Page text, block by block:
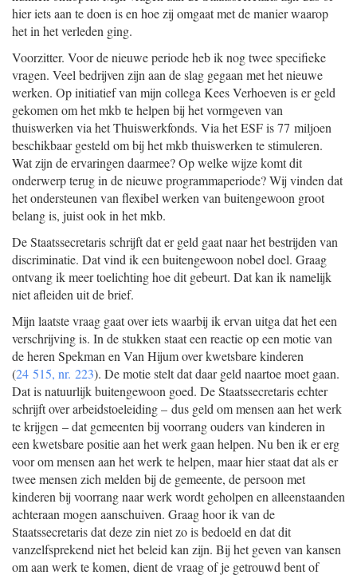
hier iets aan te doen is en hoe zij omgaat met de manier waarop
het in het verleden ging.
Voorzitter. Voor de nieuwe periode heb ik nog twee specifieke
vragen. Veel bedrijven zijn aan de slag gegaan met het nieuwe
werken. Op initiatief van mijn collega Kees Verhoeven is er geld
gekomen om het mkb te helpen bij het vormgeven van
thuiswerken via het Thuiswerkfonds. Via het ESF is 77 miljoen
beschikbaar gesteld om bij het mkb thuiswerken te stimuleren.
Wat zijn de ervaringen daarmee? Op welke wijze komt dit
onderwerp terug in de nieuwe programmaperiode? Wij vinden dat
het ondersteunen van flexibel werken van buitengewoon groot
belang is, juist ook in het mkb.
De Staatssecretaris schrijft dat er geld gaat naar het bestrijden van
discriminatie. Dat vind ik een buitengewoon nobel doel. Graag
ontvang ik meer toelichting hoe dit gebeurt. Dat kan ik namelijk
niet afleiden uit de brief.
Mijn laatste vraag gaat over iets waarbij ik ervan uitga dat het een
verschrijving is. In de stukken staat een reactie op een motie van
de heren Spekman en Van Hijum over kwetsbare kinderen
(24 515, nr. 223). De motie stelt dat daar geld naartoe moet gaan.
Dat is natuurlijk buitengewoon goed. De Staatssecretaris echter
schrijft over arbeidstoeleiding – dus geld om mensen aan het werk
te krijgen – dat gemeenten bij voorrang ouders van kinderen in
een kwetsbare positie aan het werk gaan helpen. Nu ben ik er erg
voor om mensen aan het werk te helpen, maar hier staat dat als er
twee mensen zich melden bij de gemeente, de persoon met
kinderen bij voorrang naar werk wordt geholpen en alleenstaanden
achteraan mogen aanschuiven. Graag hoor ik van de
Staatssecretaris dat deze zin niet zo is bedoeld en dat dit
vanzelfsprekend niet het beleid kan zijn. Bij het geven van kansen
om aan werk te komen, dient de vraag of je getrouwd bent of